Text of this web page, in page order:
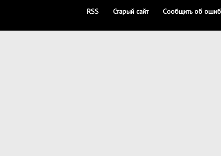
RSS Старый сайт Сообщить об